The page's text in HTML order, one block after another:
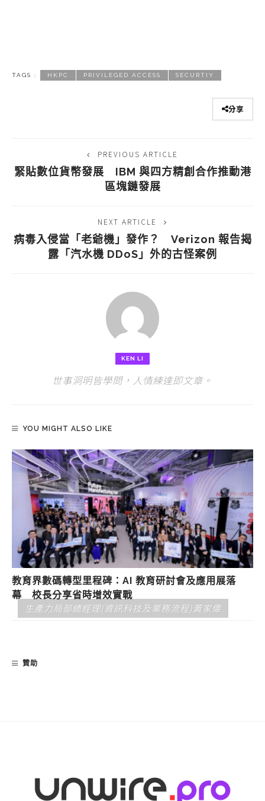
生產力局部總經理(資訊科技及業務流程)黃家偉
TAGS : HKPC PRIVILEGED ACCESS SECURTIY
分享
PREVIOUS ARTICLE
緊貼數位貨幣發展 IBM 與四方精創合作推動港
區塊鏈發展
NEXT ARTICLE
病毒入侵當「老爺機」發作？ Verizon 報告揭
露「汽水機 DDoS」外的古怪案例
KEN LI
世事洞明皆學問，人情練達即文章。
YOU MIGHT ALSO LIKE
教育界數碼轉型里程碑：AI 教育研討會及應用展落
幕 校長分享省時增效實戰
贊助